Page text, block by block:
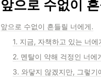
앞으로 수없이
앞으로 수없이 흔들릴 너에게.
1. 지금, 자책하고 있는 너에
2. 멘탈이 약해 걱정인 너에
3. 와닿지 않겠지만, 그렇기